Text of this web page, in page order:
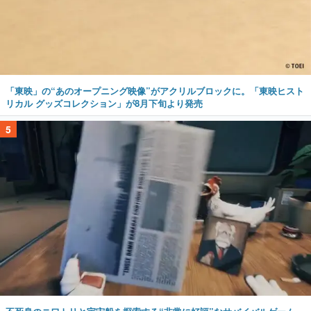
「東映」の“あのオープニング映像”がアクリルブロックに。「東映ヒスト
リカル グッズコレクション」が8月下旬より発売
5